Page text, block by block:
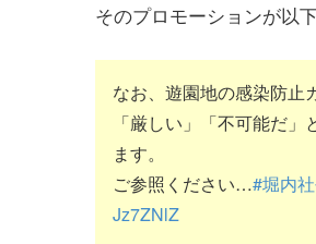
そのプロモーションが以
なお、遊園地の感染防止
「厳しい」「不可能だ
ます。
ご参照ください…#堀内
Jz7ZNlZ